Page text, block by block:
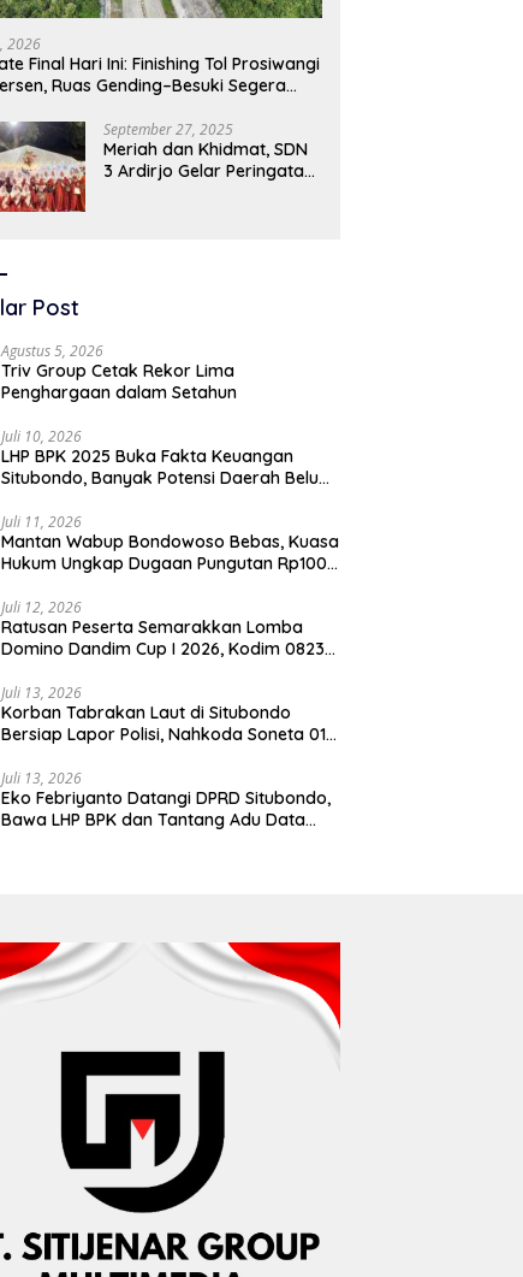
2026
Final Hari Ini: Finishing Tol Prosiwangi
Ruas Gending–Besuki Segera
September 27, 2025
Meriah dan Khidmat, SDN
3 Ardirjo Gelar Peringatan
Post
Agustus 5, 2026
Triv Group Cetak Rekor Lima
Penghargaan dalam Setahun
Juli 10, 2026
LHP BPK 2025 Buka Fakta Keuangan
Situbondo, Banyak Potensi Daerah Belum
Juli 11, 2026
Mantan Wabup Bondowoso Bebas, Kuasa
Hukum Ungkap Dugaan Pungutan Rp100
Juli 12, 2026
Ratusan Peserta Semarakkan Lomba
Domino Dandim Cup I 2026, Kodim 0823
Dukung Penguatan Ekonomi Desa
Juli 13, 2026
Korban Tabrakan Laut di Situbondo
Bersiap Lapor Polisi, Nahkoda Soneta 01
Rusak
Juli 13, 2026
Eko Febriyanto Datangi DPRD Situbondo,
Bawa LHP BPK dan Tantang Adu Data